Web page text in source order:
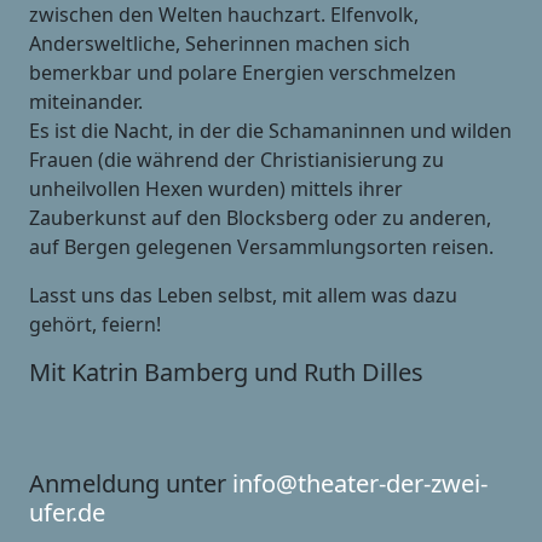
zwischen den Welten hauchzart. Elfenvolk,
Andersweltliche, Seherinnen machen sich
bemerkbar und polare Energien verschmelzen
miteinander.
Es ist die Nacht, in der die Schamaninnen und wilden
Frauen (die während der Christianisierung zu
unheilvollen Hexen wurden) mittels ihrer
Zauberkunst auf den Blocksberg oder zu anderen,
auf Bergen gelegenen Versammlungsorten reisen.
Lasst uns das Leben selbst, mit allem was dazu
gehört, feiern!
Mit Katrin Bamberg und Ruth Dilles
Anmeldung unter info@theater-der-zwei-
ufer.de